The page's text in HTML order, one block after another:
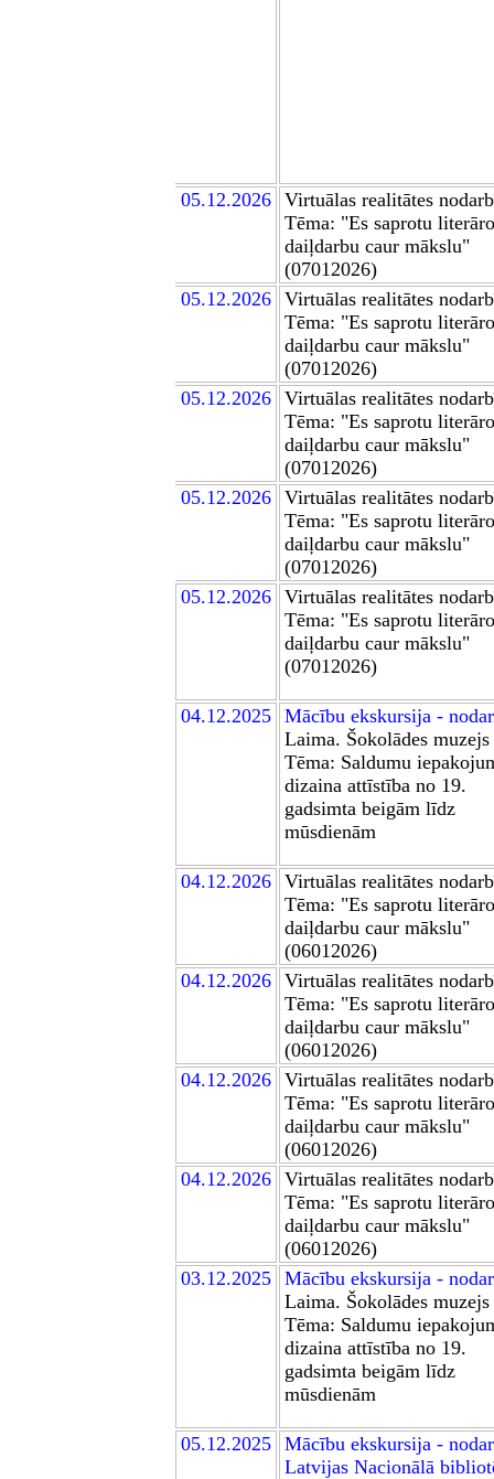
05.12.2026
Virtuālas realitātes
Tēma: "Es saprotu literāro
daiļdarbu caur mākslu"
(07012026)
05.12.2026
Virtuālas realitātes
Tēma: "Es saprotu literāro
daiļdarbu caur mākslu"
(07012026)
05.12.2026
Virtuālas realitātes
Tēma: "Es saprotu literāro
daiļdarbu caur mākslu"
(07012026)
05.12.2026
Virtuālas realitātes
Tēma: "Es saprotu literāro
daiļdarbu caur mākslu"
(07012026)
05.12.2026 Virtuālas realitātes
Tēma: "Es saprotu literāro
daiļdarbu caur mākslu"
(07012026)
04.12.2025 Mācību ekskursija -
Laima. Šokolādes muzejs
Tēma: Saldumu
dizaina attīstība no 19.
gadsimta beigām līdz
mūsdienām
04.12.2026 Virtuālas realitātes
Tēma: "Es saprotu literāro
daiļdarbu caur mākslu"
(06012026)
04.12.2026 Virtuālas realitātes
Tēma: "Es saprotu literāro
daiļdarbu caur mākslu"
(06012026)
04.12.2026 Virtuālas realitātes
Tēma: "Es saprotu literāro
daiļdarbu caur mākslu"
(06012026)
04.12.2026 Virtuālas realitātes
Tēma: "Es saprotu literāro
daiļdarbu caur mākslu"
(06012026)
03.12.2025 Mācību ekskursija -
Laima. Šokolādes muzejs
Tēma: Saldumu
dizaina attīstība no 19.
gadsimta beigām līdz
mūsdienām
05.12.2025 Mācību ekskursija -
Latvijas Nacionālā